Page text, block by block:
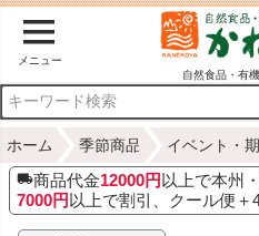
メニュー
自然食品・有
ホーム 季節商品 イベント・
商品代金12000円 以上で本州
7000円 以上で割引、クール便＋